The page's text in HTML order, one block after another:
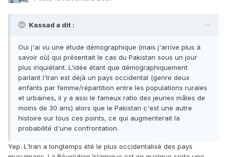
Kassad a dit :
Oui j'ai vu une étude démographique (mais j'arrive plus à
savoir où) qui présentait le cas du Pakistan sous un jour
plus inquiétant. L'idée étant que démographiquement
parlant l'Iran est déjà un pays occidental (genre deux
enfants par femme/répartition entre les populations rurales
et urbaines, il y a assi le fameux ratio des jeunes mâles de
moins de 30 ans) alors que le Pakistan c'est une autre
histoire sur tous ces points, ce qui augmenterait la
probabilité d'une confrontation.
Yep. L'Iran a longtemps été le plus occidentalisé des pays